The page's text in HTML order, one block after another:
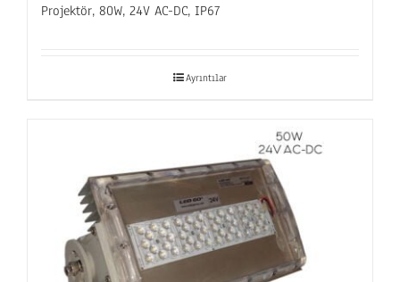
Projektör, 80W, 24V AC-DC, IP67
Ayrıntılar